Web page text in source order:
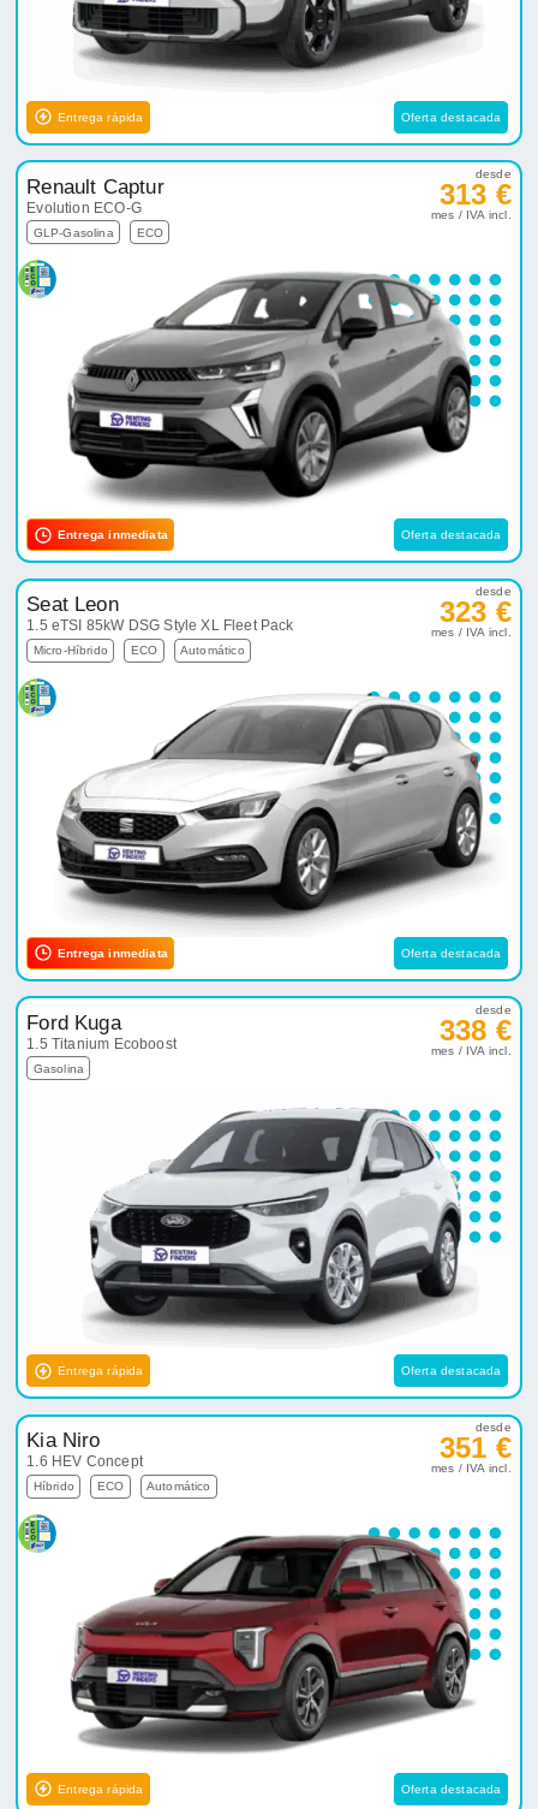
Entrega rápida Oferta destacada
Renault Captur
Evolution ECO-G
GLP-Gasolina ECO
desde
313 €
mes / IVA incl.
Entrega inmediata Oferta destacada
Seat Leon
1.5 eTSI 85kW DSG Style XL Fleet Pack
Micro-Híbrido ECO Automático
desde
323 €
mes / IVA incl.
Entrega inmediata Oferta destacada
Ford Kuga
1.5 Titanium Ecoboost
Gasolina
desde
338 €
mes / IVA incl.
Entrega rápida Oferta destacada
Kia Niro
1.6 HEV Concept
Híbrido ECO Automático
desde
351 €
mes / IVA incl.
Entrega rápida Oferta destacada